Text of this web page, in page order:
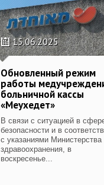
15.06.2025
Обновленный режим
работы
больничной кассы
«Меухедет»
В связи с ситуацией в
безопасности и в
с указаниями Министерства
здравоохранения, в
воскресенье...